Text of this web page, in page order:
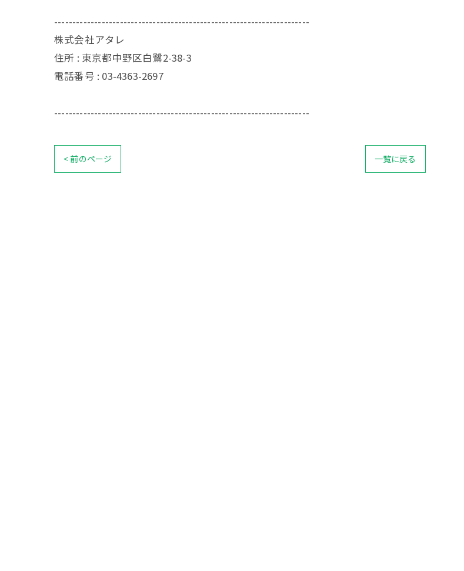
----------------------------------------------------------------------
株式会社アタレ
住所 : 東京都中野区白鷺2-38-3
電話番号 : 03-4363-2697
----------------------------------------------------------------------
< 前のページ 一覧に戻る